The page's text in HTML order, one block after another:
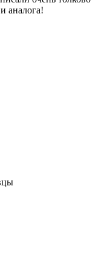
аналога!